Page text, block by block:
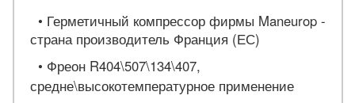
• Герметичный компрессор фирмы Maneurop -
страна производитель Франция (ЕС)
• Фреон R404\507\134\407,
средне\высокотемпературное применение